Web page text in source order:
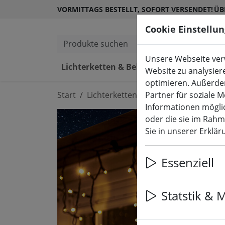
VORMITTAGS BESTELLT, SOFORT VERSENDET!
Produkte suchen
Lichterketten & Beleuchtung
Start Lichterketten & Beleuchtung
Cookie
Unsere Webseite
Website zu
optimieren.
Partner für soziale
Informationen
oder die sie im
Sie in unserer
Essenziell
Statstik &